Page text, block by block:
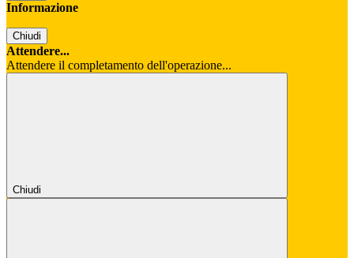
Informazione
Chiudi
Attendere...
Attendere il completamento dell'operazione...
Chiudi